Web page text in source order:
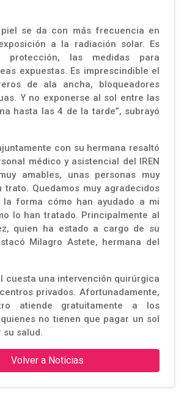
se da con más frecuencia en
a la radiación solar. Es
protección, las medidas para
expuestas. Es imprescindible el
de ala ancha, bloqueadores
Y no exponerse al sol entre las
hasta las 4 de la tarde”, subrayó
con su hermana resaltó
médico y asistencial del IREN
amables, unas personas muy
trato. Quedamos muy agradecidos
forma cómo han ayudado a mi
lo han tratado. Principalmente al
quien ha estado a cargo de su
Milagro Astete, hermana del
cuesta una intervención quirúrgica
privados. Afortunadamente,
atiende gratuitamente a los
no tienen que pagar un sol
su salud.
Volver a Noticias